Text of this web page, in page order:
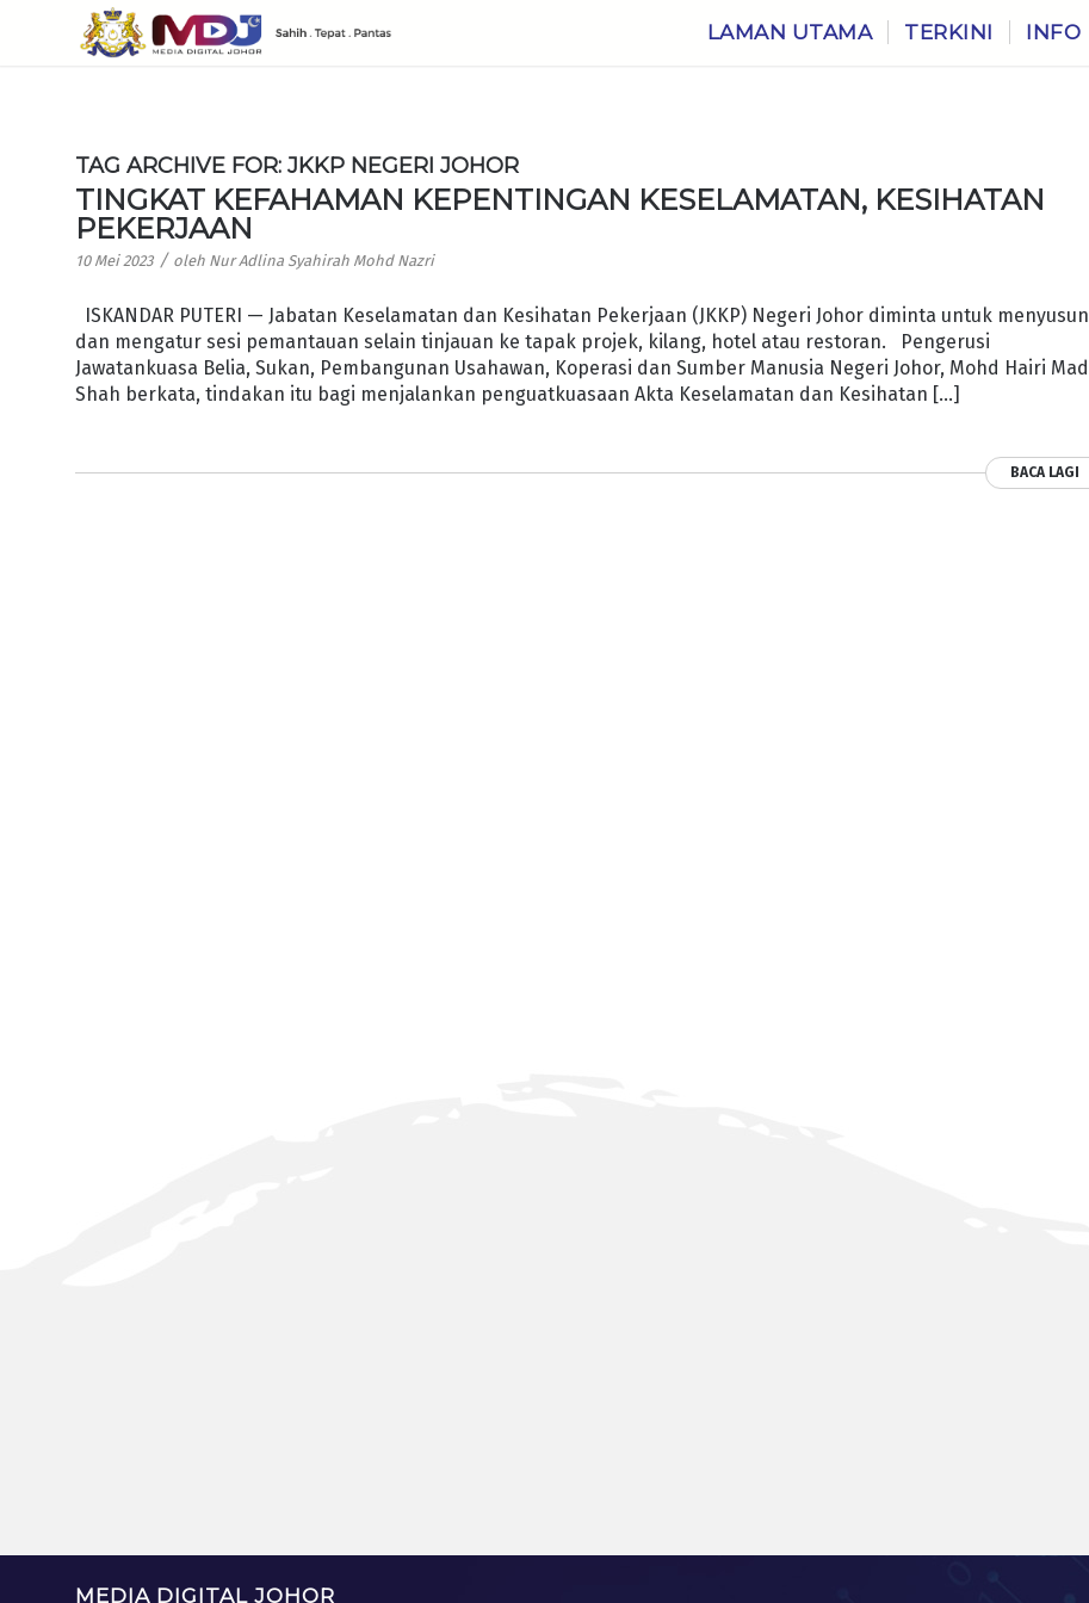
LAMAN UTAMA TERKINI INFO
TAG ARCHIVE FOR:JKKP NEGERI JOHOR
TINGKAT KEFAHAMAN KEPENTINGAN KESELAMATAN, KESIHATAN
PEKERJAAN
10 Mei 2023 / oleh Nur Adlina Syahirah Mohd Nazri
ISKANDAR PUTERI — Jabatan Keselamatan dan Kesihatan Pekerjaan (JKKP) Negeri Johor diminta untuk menyusun
dan mengatur sesi pemantauan selain tinjauan ke tapak projek, kilang, hotel atau restoran. Pengerusi
Jawatankuasa Belia, Sukan, Pembangunan Usahawan, Koperasi dan Sumber Manusia Negeri Johor, Mohd Hairi Mad
Shah berkata, tindakan itu bagi menjalankan penguatkuasaan Akta Keselamatan dan Kesihatan […]
BACA LAGI
MEDIA DIGITAL JOHOR